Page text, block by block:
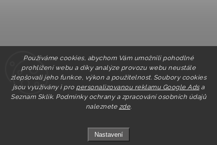
Používáme cookies, abychom Vám umožnili pohodlné
prohlížení webu a díky analýze provozu webu neustále
zlepšovali jeho funkce, výkon a použitelnost. Soubory cookies
jsou využívány i pro personalizovanou reklamu Google Adsa
Seznam Sklik. Podmínky ochrany a zpracování osobních údajů
naleznete zde.
Nastavení